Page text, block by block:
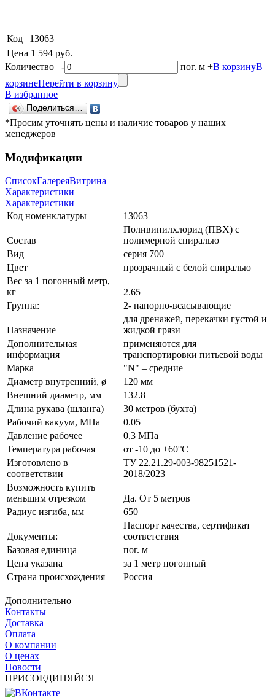
Код
13063
Цена 1 594 руб.
Количество - пог. м +В корзинуВ
корзинеПерейти в корзину
В избранное
Поделиться…
*Просим уточнять цены и наличие товаров у наших
менеджеров
Модификации
СписокГалереяВитрина
Характеристики
Характеристики
Код номенклатуры
13063
Состав
Поливинилхлорид (ПВХ) с
полимерной спиралью
Вид
серия 700
Цвет
прозрачный с белой спиралью
Вес за 1 погонный метр,
кг
2.65
Группа:
2- напорно-всасывающие
Назначение
для дренажей, перекачки густой и
жидкой грязи
Дополнительная
информация
применяются для
транспортировки питьевой воды
Марка
"N" – средние
Диаметр внутренний, ø
120 мм
Внешний диаметр, мм
132.8
Длина рукава (шланга)
30 метров (бухта)
Рабочий вакуум, МПа
0.05
Давление рабочее
0,3 МПа
Температура рабочая
от -10 до +60°С
Изготовлено в
соответствии
ТУ 22.21.29-003-98251521-
2018/2023
Возможность купить
меньшим отрезком
Да. От 5 метров
Радиус изгиба, мм
650
Документы:
Паспорт качества, сертификат
соответствия
Базовая единица
пог. м
Цена указана
за 1 метр погонный
Страна происхождения
Россия
Дополнительно
Контакты
Доставка
Оплата
О компании
О ценах
Новости
ПРИСОЕДИНЯЙСЯ